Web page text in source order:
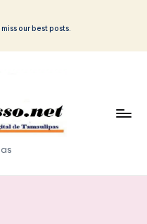
our best posts.